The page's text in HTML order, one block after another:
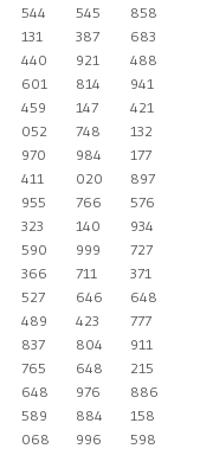
544 545
858
131 387
683
440 921
488
601 814
941
459 147
421
052 748
132
970 984
177
411 020
897
955 766
576
323 140
934
590 999
727
366 711
371
527 646
648
489 423
777
837 804
911
765 648
215
648 976
886
589 884
158
068 996
598